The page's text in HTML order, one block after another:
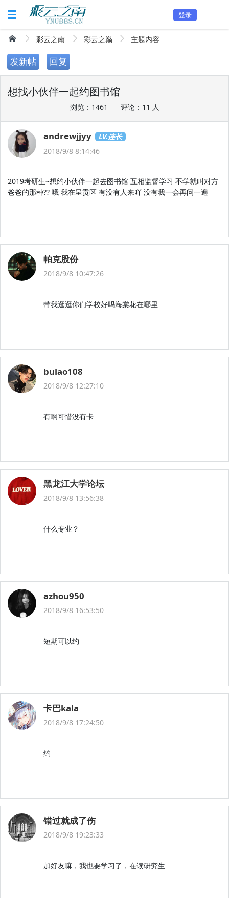
登录
彩云之南 彩云之巅 主题内容
发新帖 回复
想找小伙伴一起约图书馆
浏览：1461 评论：11 人
andrewjjyy
LV.连长
2018/9/8 8:14:46
2019考研生~想约小伙伴一起去图书馆 互相监督学习 不学就叫对方
爸爸的那种?? 哦 我在呈贡区 有没有人来吖 没有我一会再问一遍
帕克股份
2018/9/8 10:47:26
带我逛逛你们学校好吗海棠花在哪里
bulao108
2018/9/8 12:27:10
有啊可惜没有卡
黑龙江大学论坛
2018/9/8 13:56:38
什么专业？
azhou950
2018/9/8 16:53:50
短期可以约
卡巴kala
2018/9/8 17:24:50
约
错过就成了伤
2018/9/8 19:23:33
加好友嘛，我也要学习了，在读研究生